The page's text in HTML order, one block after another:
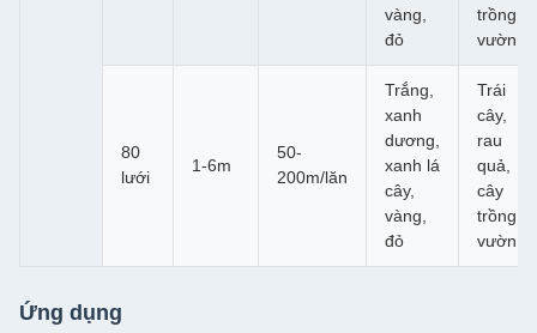
vàng,
đỏ
trồng,
vườn
80
lưới
1-6m
50-
200m/lăn
Trắng,
xanh
dương,
xanh lá
cây,
vàng,
đỏ
Trái
cây,
rau
quả,
cây
trồng,
vườn
Ứng dụng